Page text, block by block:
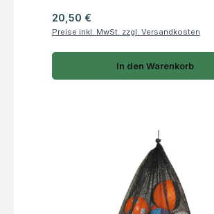
Regulärer Preis:
20,50 €
Preise inkl. MwSt. zzgl. Versandkosten
In den Warenkorb